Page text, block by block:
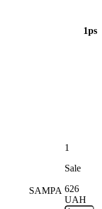
1ps
SAMPA
1
Sale
626
UAH